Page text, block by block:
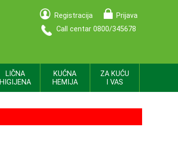
Registracija
Prijava
Call centar 0800/345678
LIČNA
HIGIJENA
KUĆNA
HEMIJA
ZA KUĆU
I VAS